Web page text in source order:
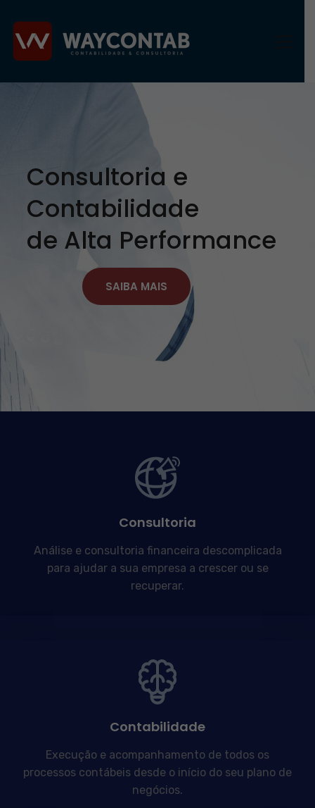
Consultoria e
Contabilidade
de Alta Performance
SAIBA MAIS
Consultoria
Análise e consultoria financeira descomplicada
para ajudar a sua empresa a crescer ou se
recuperar.
Contabilidade
Execução e acompanhamento de todos os
processos contábeis desde o início do seu plano de
negócios.